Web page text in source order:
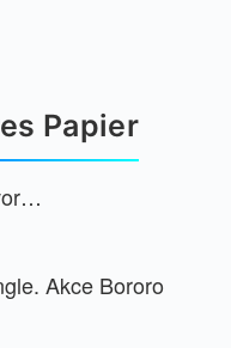
Papier
Akce Bororo